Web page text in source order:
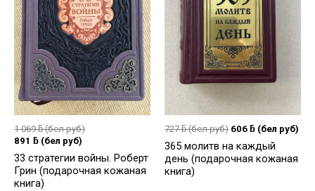
1 069ƃ(бел руб)
891 ƃ (бел руб)
33 стратегии войны. Роберт
Грин (подарочная кожаная
книга)
727ƃ(бел руб) 606 ƃ (бел руб)
365 молитв на каждый
день (подарочная кожаная
книга)